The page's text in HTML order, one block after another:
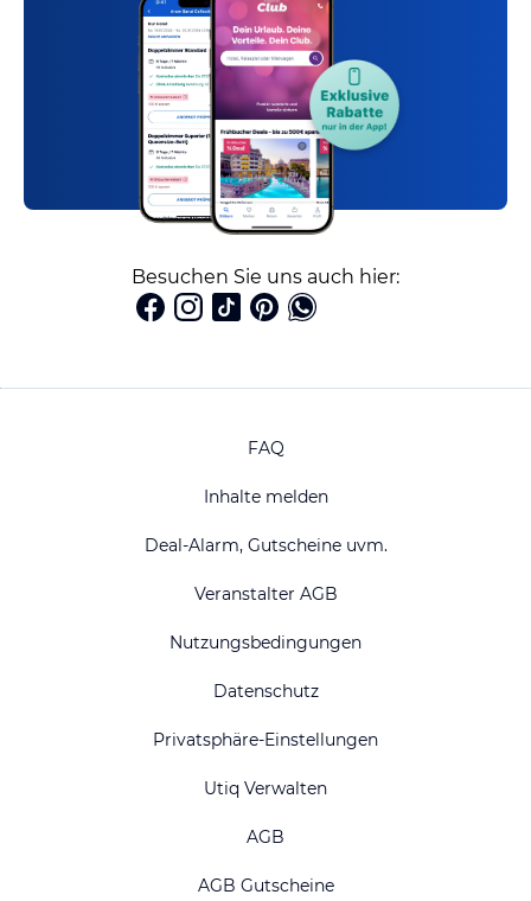
Besuchen Sie uns auch hier:
FAQ
Inhalte melden
Deal-Alarm, Gutscheine uvm.
Veranstalter AGB
Nutzungsbedingungen
Datenschutz
Privatsphäre-Einstellungen
Utiq Verwalten
AGB
AGB Gutscheine